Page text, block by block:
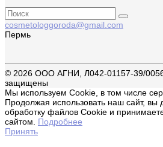
cosmetologgoroda@gmail.com
Пермь
© 2026 ООО АГНИ, Л042-01157-39/
защищены
Мы используем Cookie, в том числе
Продолжая использовать наш сайт, вы
обработку файлов Cookie и
сайтом. Подробнее
Принять